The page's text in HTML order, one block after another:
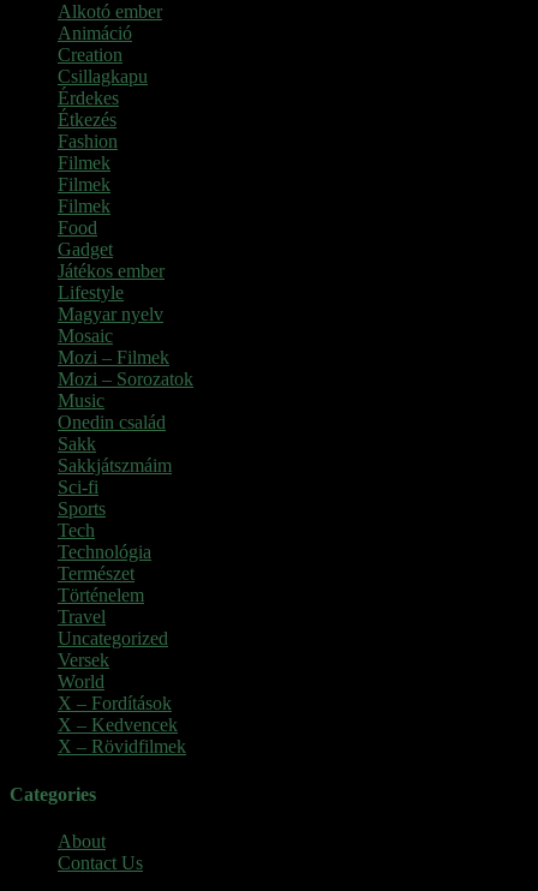
Alkotó ember
Animáció
Creation
Csillagkapu
Érdekes
Étkezés
Fashion
Filmek
Filmek
Filmek
Food
Gadget
Játékos ember
Lifestyle
Magyar nyelv
Mosaic
Mozi – Filmek
Mozi – Sorozatok
Music
Onedin család
Sakk
Sakkjátszmáim
Sci-fi
Sports
Tech
Technológia
Természet
Történelem
Travel
Uncategorized
Versek
World
X – Fordítások
X – Kedvencek
X – Rövidfilmek
Categories
About
Contact Us